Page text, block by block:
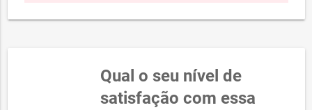
Qual o seu nível de
satisfação com essa